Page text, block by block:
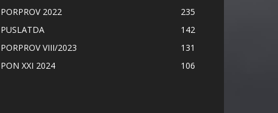
PORPROV 2022
235
PUSLATDA
142
PORPROV VIII/2023
131
PON XXI 2024
106